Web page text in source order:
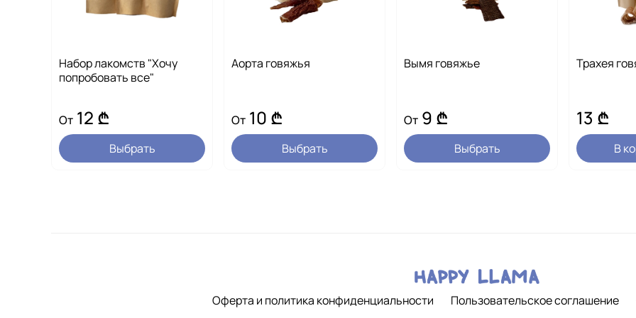
Нанести на рану и
Использовать
Набор лакомств "Хочу
попробовать все"
От 12 ₾
Выбрать
Аорта говяжья
От 10 ₾
Выбрать
Вымя говяжье
От 9 ₾
Выбрать
Трахея
13 ₾
В
Оферта и политика конфиденциальности Пользовательское соглашение